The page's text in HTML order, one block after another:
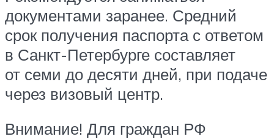
документами заранее. Средний
срок получения паспорта с ответом
в Санкт-Петербурге составляет
от семи до десяти дней, при подаче
через визовый центр.
Внимание! Для граждан РФ